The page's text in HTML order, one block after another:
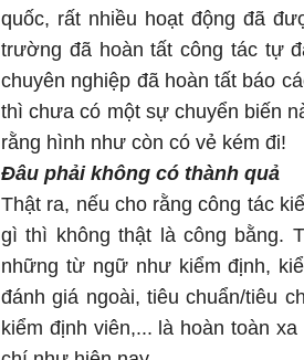
quốc, rất nhiều hoạt động đã
trường đã hoàn tất công tác tự
chuyên nghiệp đã hoàn tất báo
thì chưa có một sự chuyển biến
rằng hình như còn có vẻ kém đi!
Đâu phải không có thành quả
Thật ra, nếu cho rằng công tác
gì thì không thật là công bằng.
những từ ngữ như kiểm định,
đánh giá ngoài, tiêu chuẩn/tiêu
kiểm định viên,... là hoàn toàn